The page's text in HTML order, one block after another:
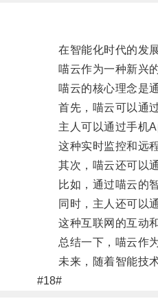
在智能化时代的发展
喵云作为一种新兴的
喵云的核心理念是通
首先，喵云可以通过
主人可以通过手机
这种实时监控和远程
其次，喵云还可以通
比如，通过喵云的智
同时，主人还可以通
这种互联网的互动和
总结一下，喵云作为
未来，随着智能技术
#18#